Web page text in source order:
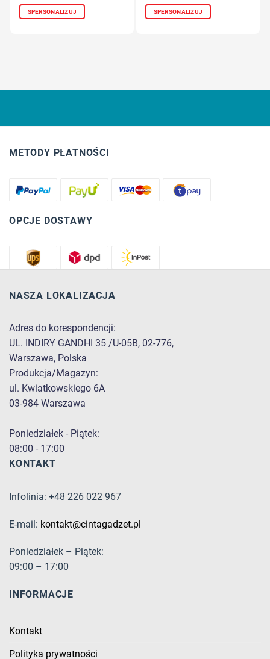
SPERSONALIZUJ SPERSONALIZUJ
METODY PŁATNOŚCI
OPCJE DOSTAWY
NASZA LOKALIZACJA
Adres do korespondencji:
UL. INDIRY GANDHI 35 /U-05B, 02-776,
Warszawa, Polska
Produkcja/Magazyn:
ul. Kwiatkowskiego 6A
03-984 Warszawa
Poniedziałek - Piątek:
08:00 - 17:00
KONTAKT
Infolinia: +48 226 022 967
E-mail: kontakt@cintagadzet.pl
Poniedziałek – Piątek:
09:00 – 17:00
INFORMACJE
Kontakt
Polityka prywatności